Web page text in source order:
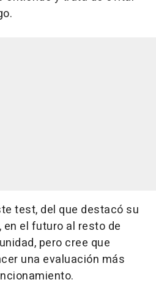
test, del que destacó su
el futuro al resto de
pero cree que
una evaluación más